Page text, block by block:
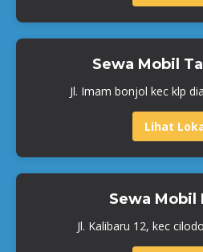
Sewa Mobil
Jl. Imam bonjol kec klp
Lihat
Sewa Mobil
Jl. Kalibaru 12, kec